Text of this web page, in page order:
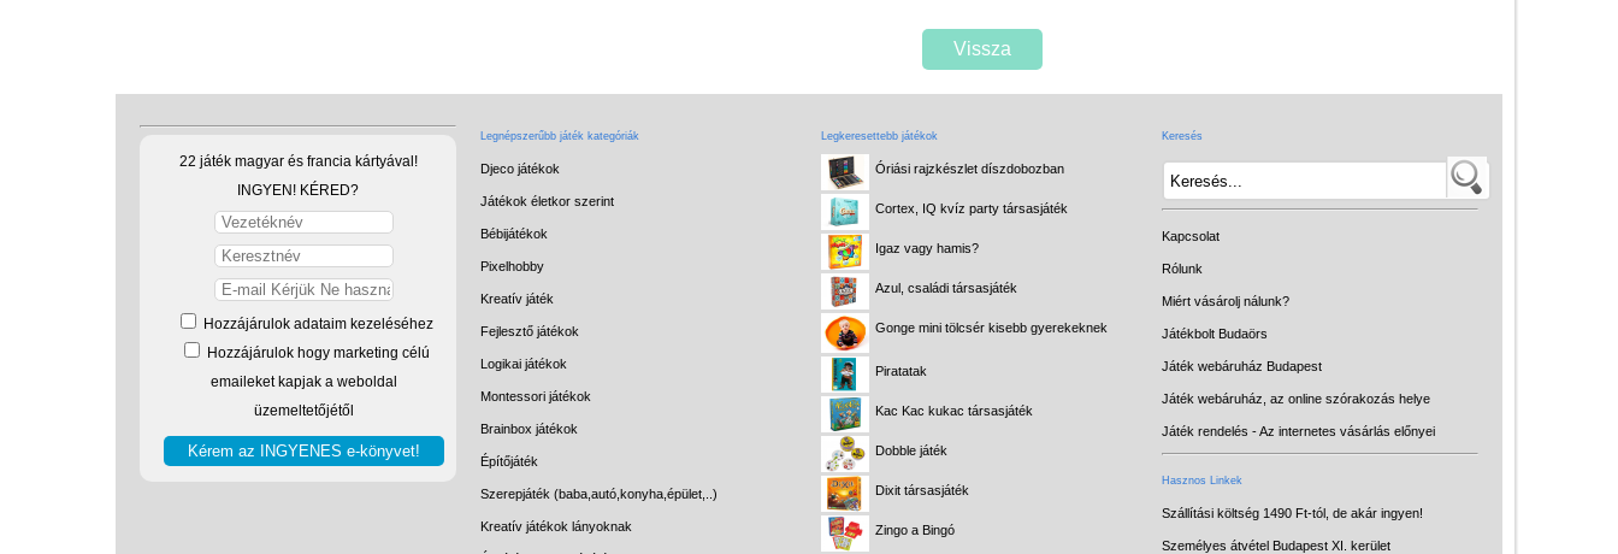
Vissza
22 játék magyar és francia kártyával!
INGYEN! KÉRED?
Hozzájárulok adataim kezeléséhez
Hozzájárulok hogy marketing célú
emaileket kapjak a weboldal
üzemeltetőjétől
Legnépszerűbb játék kategóriák
Djeco játékok
Játékok életkor szerint
Bébijátékok
Pixelhobby
Kreatív játék
Fejlesztő játékok
Logikai játékok
Montessori játékok
Brainbox játékok
Építőjáték
Szerepjáték (baba,autó,konyha,épület,..)
Kreatív játékok lányoknak
Legkeresettebb játékok
Óriási rajzkészlet díszdobozban
Cortex, IQ kvíz party társasjáték
Igaz vagy hamis?
Azul, családi társasjáték
Gonge mini tölcsér kisebb gyerekeknek
Piratatak
Kac Kac kukac társasjáték
Dobble játék
Dixit társasjáték
Zingo a Bingó
Keresés
Kapcsolat
Rólunk
Miért vásárolj nálunk?
Játékbolt Budaörs
Játék webáruház Budapest
Játék webáruház, az online szórakozás helye
Játék rendelés - Az internetes vásárlás előnyei
Hasznos Linkek
Szállítási költség 1490 Ft-tól, de akár ingyen!
Személyes átvétel Budapest XI. kerület